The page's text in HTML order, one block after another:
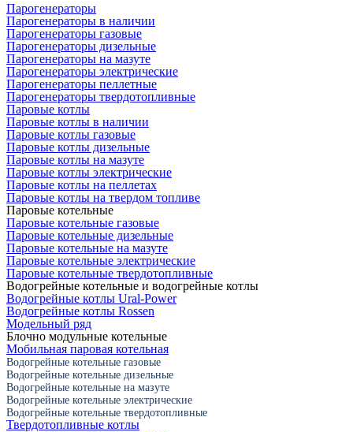
Парогенераторы
Парогенераторы в наличии
Парогенераторы газовые
Парогенераторы дизельные
Парогенераторы на мазуте
Парогенераторы электрические
Парогенераторы пеллетные
Парогенераторы твердотопливные
Паровые котлы
Паровые котлы в наличии
Паровые котлы газовые
Паровые котлы дизельные
Паровые котлы на мазуте
Паровые котлы электрические
Паровые котлы на пеллетах
Паровые котлы на твердом топливе
Паровые котельные
Паровые котельные газовые
Паровые котельные дизельные
Паровые котельные на мазуте
Паровые котельные электрические
Паровые котельные твердотопливные
Водогрейные котельные и водогрейные котлы
Водогрейные котлы Ural-Power
Водогрейные котлы Rossen
Модельный ряд
Блочно модульные котельные
Мобильная паровая котельная
Водогрейные котельные газовые
Водогрейные котельные дизельные
Водогрейные котельные на мазуте
Водогрейные котельные электрические
Водогрейные котельные твердотопливные
Твердотопливные котлы